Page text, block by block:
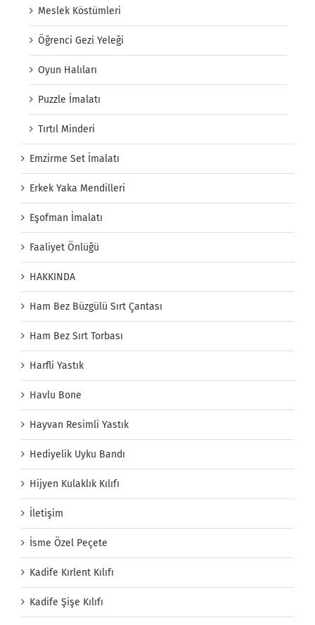
Meslek Köstümleri
Öğrenci Gezi Yeleği
Oyun Halıları
Puzzle İmalatı
Tırtıl Minderi
Emzirme Set İmalatı
Erkek Yaka Mendilleri
Eşofman İmalatı
Faaliyet Önlüğü
HAKKINDA
Ham Bez Büzgülü Sırt Çantası
Ham Bez Sırt Torbası
Harfli Yastık
Havlu Bone
Hayvan Resimli Yastık
Hediyelik Uyku Bandı
Hijyen Kulaklık Kılıfı
İletişim
İsme Özel Peçete
Kadife Kırlent Kılıfı
Kadife Şişe Kılıfı